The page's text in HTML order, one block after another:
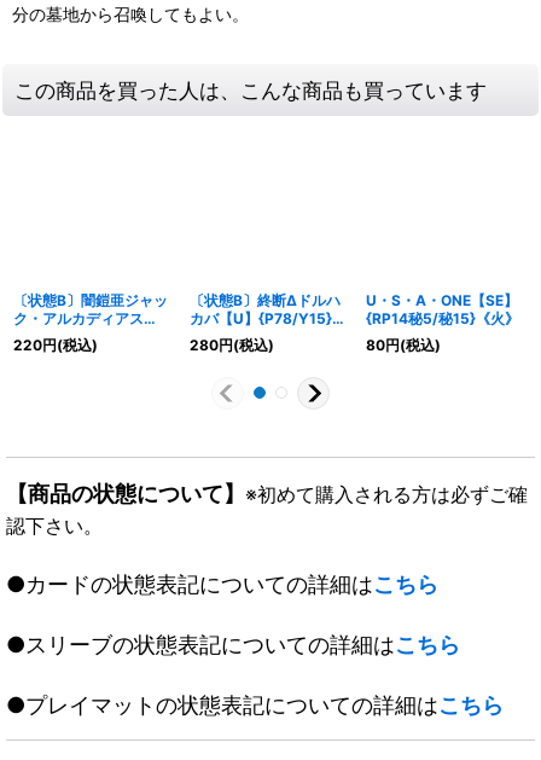
分の墓地から召喚してもよい。
この商品を買った人は、こんな商品も買っています
〔状態B〕闇鎧亜ジャッ
ク・アルカディアス
【-】{P69/Y19}《多》
220円(税込)
〔状態B〕終断Δドルハ
カバ【U】{P78/Y15}
《多》
280円(税込)
U・S・A・ONE【SE】
{RP14秘5/秘15}《火》
80円(税込)
【商品の状態について】 ※初めて購入される方は必ずご確
認下さい。
●カードの状態表記についての詳細はこちら
●スリーブの状態表記についての詳細はこちら
●プレイマットの状態表記についての詳細はこちら